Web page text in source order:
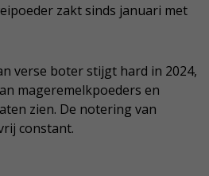
zakt sinds januari met
verse boter stijgt hard in 2024,
mageremelkpoeders en
zien. De notering van
constant.